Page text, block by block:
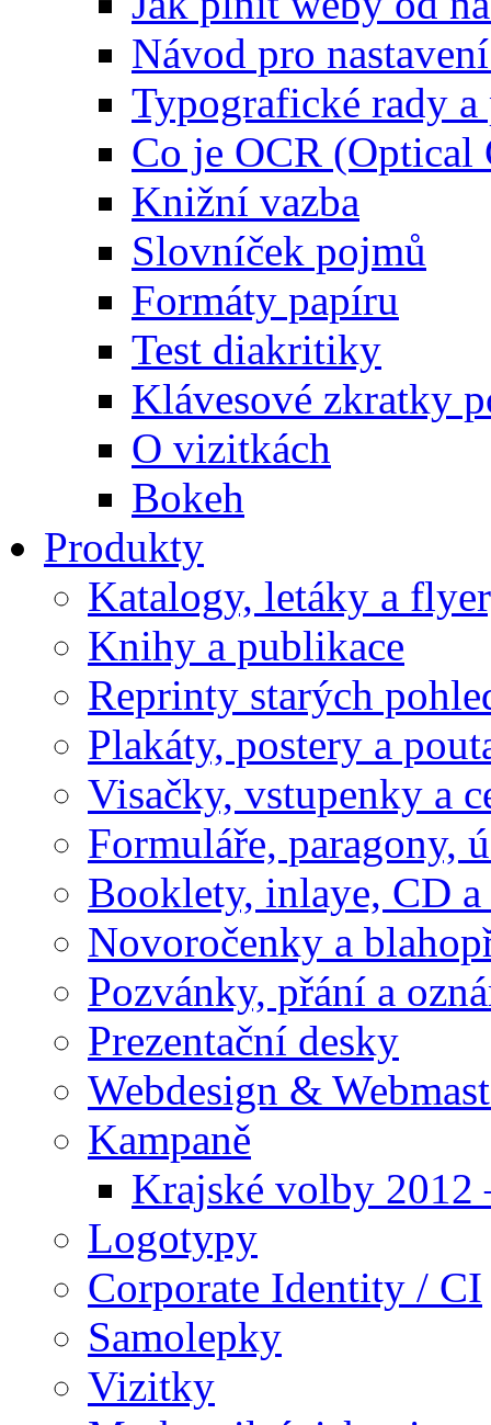
Návod pro
Typografické rady
Co je OCR
Knižní vazba
Slovníček pojmů
Formáty papíru
Test diakritiky
Klávesové zkratky
O vizitkách
Bokeh
Produkty
Katalogy, letáky a
Knihy a publikace
Reprinty starých
Plakáty, postery a
Visačky, vstupenky a
Formuláře, paragony,
Booklety, inlaye, CD
Novoročenky a
Pozvánky, přání a
Prezentační desky
Webdesign &
Kampaně
Krajské volby
Logotypy
Corporate Identity / CI
Samolepky
Vizitky